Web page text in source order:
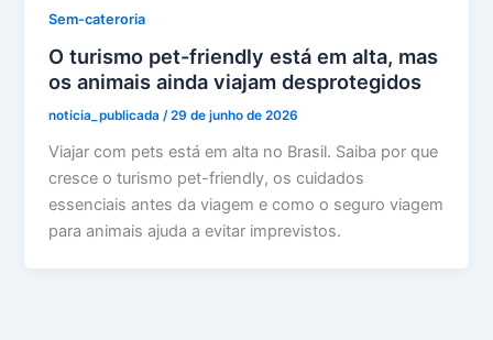
Sem-cateroria
O turismo pet-friendly está em alta, mas
os animais ainda viajam desprotegidos
noticia_publicada/29 de junho de 2026
Viajar com pets está em alta no Brasil. Saiba por que
cresce o turismo pet-friendly, os cuidados
essenciais antes da viagem e como o seguro viagem
para animais ajuda a evitar imprevistos.